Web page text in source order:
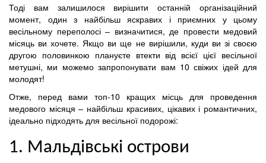
Тоді вам залишилося вирішити останній організаційний
момент, один з найбільш яскравих і приємних у цьому
весільному переполосі – визначитися, де провести медовий
місяць ви хочете. Якщо ви ще не вирішили, куди ви зі своєю
другою половинкою плануєте втекти від всієї цієї весільної
метушні, ми можемо запропонувати вам 10 свіжих ідей для
молодят!
Отже, перед вами топ-10 кращих місць для проведення
медового місяця – найбільш красивих, цікавих і романтичних,
ідеально підходять для весільної подорожі:
1. Мальдівські острови